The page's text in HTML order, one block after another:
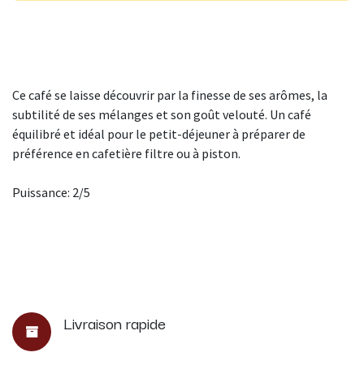
Ce café se laisse découvrir par la finesse de ses arômes, la
subtilité de ses mélanges et son goût velouté. Un café
équilibré et idéal pour le petit-déjeuner à préparer de
préférence en cafetière filtre ou à piston.
Puissance: 2/5
Livraison rapide